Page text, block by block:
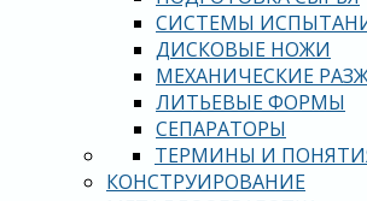
СИСТЕМЫ
ДИСКОВЫЕ НОЖИ
МЕХАНИЧЕСКИЕ
ЛИТЬЕВЫЕ ФОРМЫ
СЕПАРАТОРЫ
ТЕРМИНЫ И
КОНСТРУИРОВАНИЕ